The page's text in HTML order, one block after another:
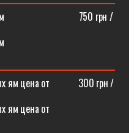
⠀⠀⠀⠀⠀⠀⠀⠀⠀⠀750 грн /
ям цена от⠀⠀⠀⠀300 грн /
ям цена от